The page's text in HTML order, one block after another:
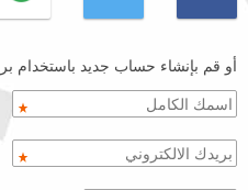
أو قم بإنشاء حساب جديد باستخدام